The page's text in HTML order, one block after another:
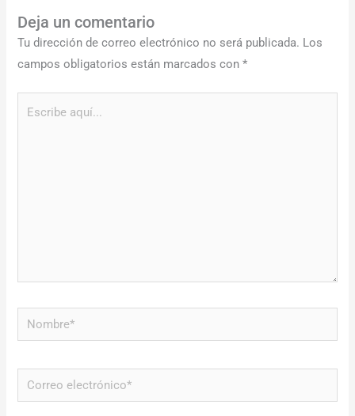
Deja un comentario
Tu dirección de correo electrónico no será publicada. Los
campos obligatorios están marcados con*
Nombre*
Correo
electrónico*